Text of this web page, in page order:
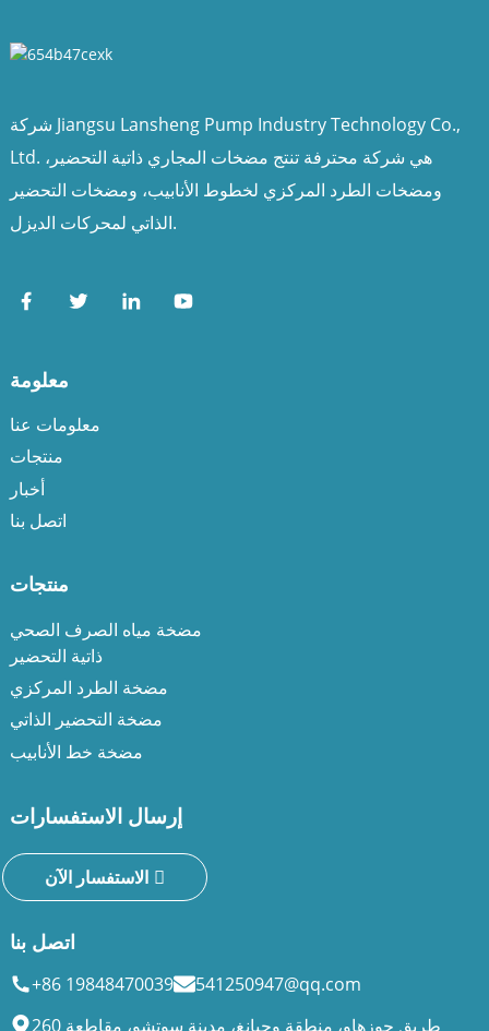
شركة Jiangsu Lansheng Pump Industry Technology Co.,
Ltd. هي شركة محترفة تنتج مضخات المجاري ذاتية التحضير،
ومضخات الطرد المركزي لخطوط الأنابيب، ومضخات التحضير
الذاتي لمحركات الديزل.
معلومة
معلومات عنا
منتجات
أخبار
اتصل بنا
منتجات
مضخة مياه الصرف الصحي
ذاتية التحضير
مضخة الطرد المركزي
مضخة التحضير الذاتي
مضخة خط الأنابيب
إرسال الاستفسارات
الاستفسار الآن
اتصل بنا
+86 19848470039
541250947@qq.com
260 طريق جوزهاو، منطقة وجيانغ، مدينة سوتشو، مقاطعة